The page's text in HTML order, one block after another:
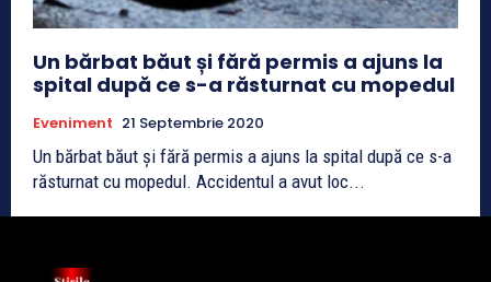
Un bărbat băut și fără permis a ajuns la
spital după ce s-a răsturnat cu mopedul
Eveniment 21 Septembrie 2020
Un bărbat băut și fără permis a ajuns la spital după ce s-a
răsturnat cu mopedul. Accidentul a avut loc...